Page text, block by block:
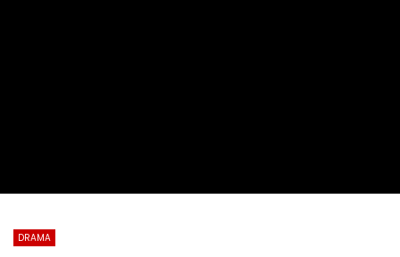
DRAMA